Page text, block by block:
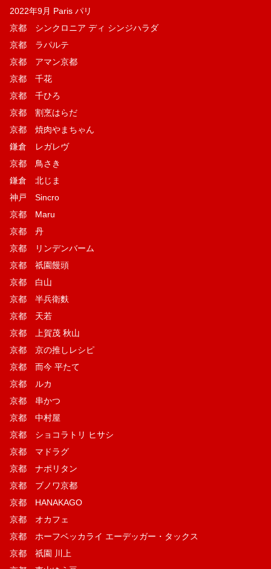
2022年9月 Paris パリ
京都 シンクロニア ディ シンジハラダ
京都 ラパルテ
京都 アマン京都
京都 千花
京都 千ひろ
京都 割烹はらだ
京都 焼肉やまちゃん
鎌倉 レガレヴ
京都 鳥さき
鎌倉 北じま
神戸 Sincro
京都 Maru
京都 丹
京都 リンデンバーム
京都 祇園饅頭
京都 白山
京都 半兵衛麩
京都 天若
京都 上賀茂 秋山
京都 京の推しレシピ
京都 而今 平たて
京都 ルカ
京都 串かつ
京都 中村屋
京都 ショコラトリ ヒサシ
京都 マドラグ
京都 ナポリタン
京都 ブノワ京都
京都 HANAKAGO
京都 オカフェ
京都 ホーフベッカライ エーデッガー・タックス
京都 祇園 川上